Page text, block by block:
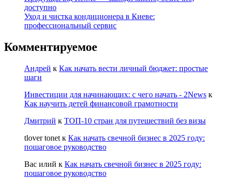
доступно
Уход и чистка кондиционера в Киеве:
профессиональный сервис
Комментируемое
Андрей к Как начать вести личный бюджет: простые
шаги
Инвестиции для начинающих: с чего начать - 2News к
Как научить детей финансовой грамотности
Дмитрий к ТОП-10 стран для путешествий без визы
tlover tonet к Как начать свечной бизнес в 2025 году:
пошаговое руководство
Вас илий к Как начать свечной бизнес в 2025 году:
пошаговое руководство